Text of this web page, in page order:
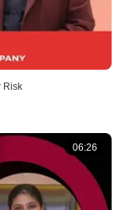
Risk
06:26